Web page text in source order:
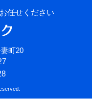
任せください
町20